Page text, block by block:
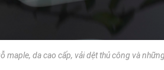
maple, da cao cấp, vải dệt thủ công và